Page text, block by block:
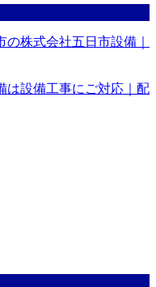
は設備工事にご対応｜配